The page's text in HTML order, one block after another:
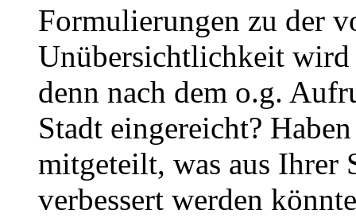
Formulierungen zu der
Unübersichtlichkeit wird
denn nach dem o.g.
Stadt eingereicht?
mitgeteilt, was aus Ihrer
verbessert werden